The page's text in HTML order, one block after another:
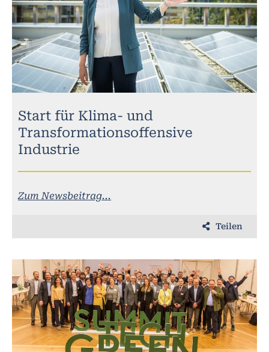
Start für Klima- und
Transformationsoffensive
Industrie
Zum Newsbeitrag...
Teilen